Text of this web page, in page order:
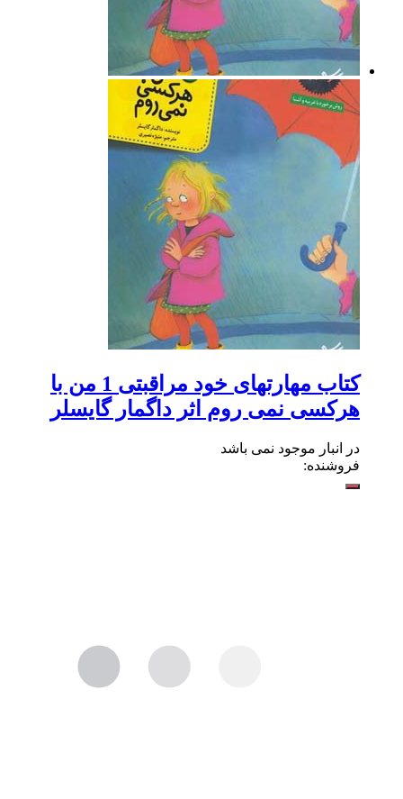
کتاب مهارتهای خود مراقبتی 1 من با
هرکسی نمی روم اثر داگمار گایسلر
در انبار موجود نمی باشد
فروشنده: